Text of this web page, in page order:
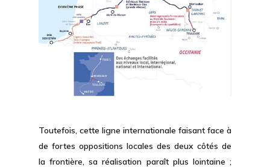
Toutefois, cette ligne internationale faisant face à
de fortes oppositions locales des deux côtés de
la frontière, sa réalisation paraît plus lointaine ;